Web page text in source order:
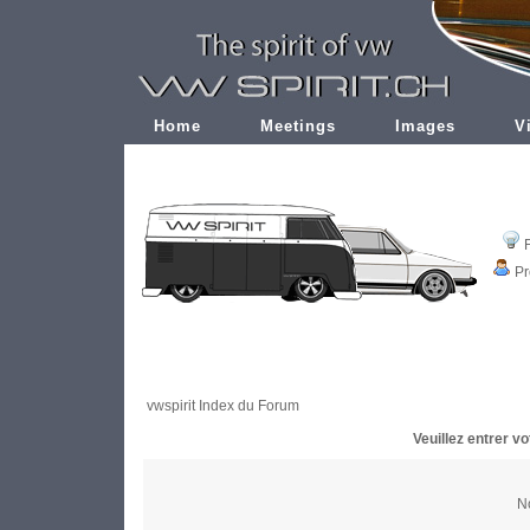
Home Meetings Images
vwspirit Index du Forum
Veuillez entrer